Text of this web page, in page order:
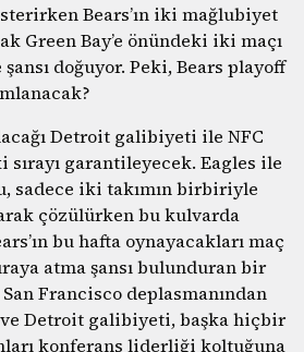
Bears’ın iki mağlubiyet
Green Bay’e önündeki iki maçı
doğuyor. Peki, Bears playoff
Detroit galibiyeti ile NFC
sırayı garantileyecek. Eagles ile
sadece iki takımın birbiriyle
çözülürken bu kulvarda
bu hafta oynayacakları maç
atma şansı bulunduran bir
San Francisco deplasmanından
ve Detroit galibiyeti, başka hiçbir
konferans liderliği koltuğuna